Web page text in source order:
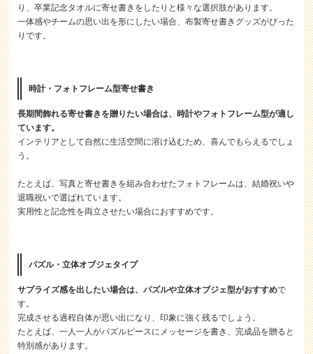
り、卒業記念タオルに寄せ書きをしたりと様々な選択肢があります。
一体感やチームの思い出を形にしたい場合、布製寄せ書きグッズがぴった
りです。
時計・フォトフレーム型寄せ書き
長期間飾れる寄せ書きを贈りたい場合は、時計やフォトフレーム型が適し
ています。
インテリアとして自然に生活空間に溶け込むため、喜んでもらえるでしょ
う。
たとえば、写真と寄せ書きを組み合わせたフォトフレームは、結婚祝いや
退職祝いで選ばれています。
実用性と記念性を両立させたい場合におすすめです。
パズル・立体オブジェタイプ
サプライズ感を出したい場合は、パズルや立体オブジェ型がおすすめで
す。
完成させる過程自体が思い出になり、印象に強く残るでしょう。
たとえば、一人一人がパズルピースにメッセージを書き、完成品を贈ると
特別感があります。